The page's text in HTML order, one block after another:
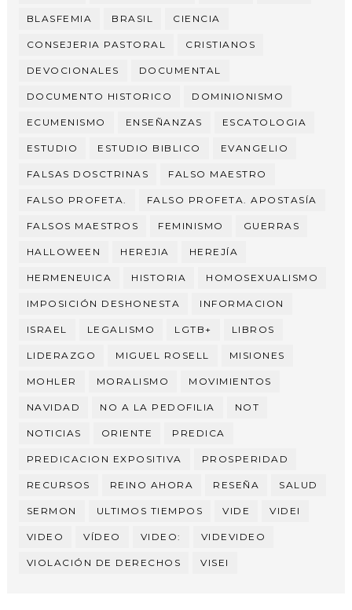
BLASFEMIA BRASIL CIENCIA
CONSEJERIA PASTORAL CRISTIANOS
DEVOCIONALES DOCUMENTAL
DOCUMENTO HISTORICO DOMINIONISMO
ECUMENISMO ENSEÑANZAS ESCATOLOGIA
ESTUDIO ESTUDIO BIBLICO EVANGELIO
FALSAS DOSCTRINAS FALSO MAESTRO
FALSO PROFETA. FALSO PROFETA. APOSTASÍA
FALSOS MAESTROS FEMINISMO GUERRAS
HALLOWEEN HEREJIA HEREJÍA
HERMENEUICA HISTORIA HOMOSEXUALISMO
IMPOSICIÓN DESHONESTA INFORMACION
ISRAEL LEGALISMO LGTB+ LIBROS
LIDERAZGO MIGUEL ROSELL MISIONES
MOHLER MORALISMO MOVIMIENTOS
NAVIDAD NO A LA PEDOFILIA NOT
NOTICIAS ORIENTE PREDICA
PREDICACION EXPOSITIVA PROSPERIDAD
RECURSOS REINO AHORA RESEÑA SALUD
SERMON ULTIMOS TIEMPOS VIDE VIDEI
VIDEO VÍDEO VIDEO: VIDEVIDEO
VIOLACIÓN DE DERECHOS VISEI